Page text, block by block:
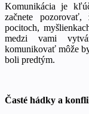
Komunikácia je
začnete
pocitoch,
medzi vami
komunikovať môže
boli predtým.
Časté hádky a